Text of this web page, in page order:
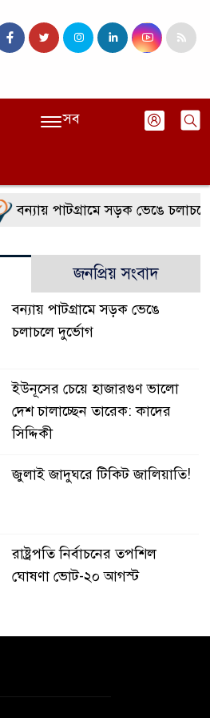
সব
বন্যায় পাটগ্রামে সড়ক ভেঙে চলাচলে
জনপ্রিয় সংবাদ
বন্যায় পাটগ্রামে সড়ক ভেঙে
চলাচলে দুর্ভোগ
ইউনূসের চেয়ে হাজারগুণ ভালো
দেশ চালাচ্ছেন তারেক: কাদের
সিদ্দিকী
জুলাই জাদুঘরে টিকিট জালিয়াতি!
রাষ্ট্রপতি নির্বাচনের তপশিল
ঘোষণা ভোট-২০ আগস্ট
বেলাবোতে আ. লীগের নেতা আটক